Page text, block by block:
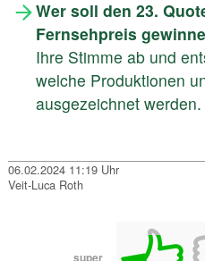
Wer soll den 23.
Fernsehpreis
Ihre Stimme ab und
welche Produktionen
ausgezeichnet werden.
06.02.2024 11:19 Uhr
Veit-Luca Roth
super